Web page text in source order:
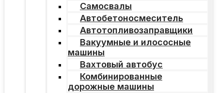
Самосвалы
Автобетоносмеситель
Автотопливозаправщики
Вакуумные и илососные
машины
Вахтовый автобус
Комбинированные
дорожные машины